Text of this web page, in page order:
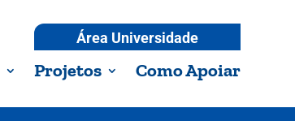
Área Universidade
Projetos Como Apoiar